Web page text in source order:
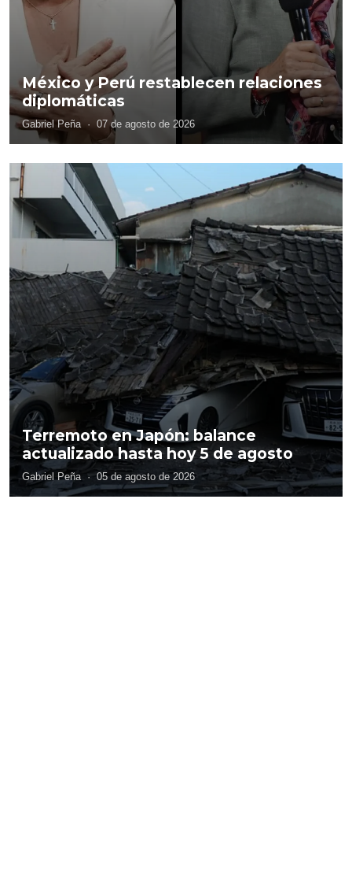
México y Perú restablecen relaciones
diplomáticas
Gabriel Peña · 07 de agosto de 2026
Terremoto en Japón: balance
actualizado hasta hoy 5 de agosto
Gabriel Peña · 05 de agosto de 2026